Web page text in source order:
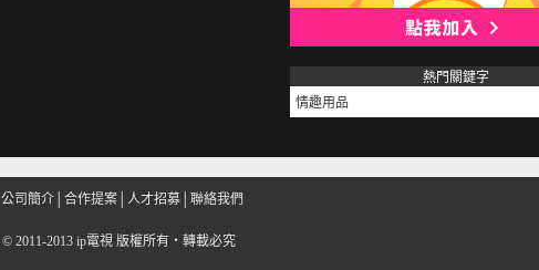
熱門關鍵字
情趣用品
公司簡介 合作提案 人才招募 聯絡我們
© 2011-2013 ip電視 版權所有‧轉載必究